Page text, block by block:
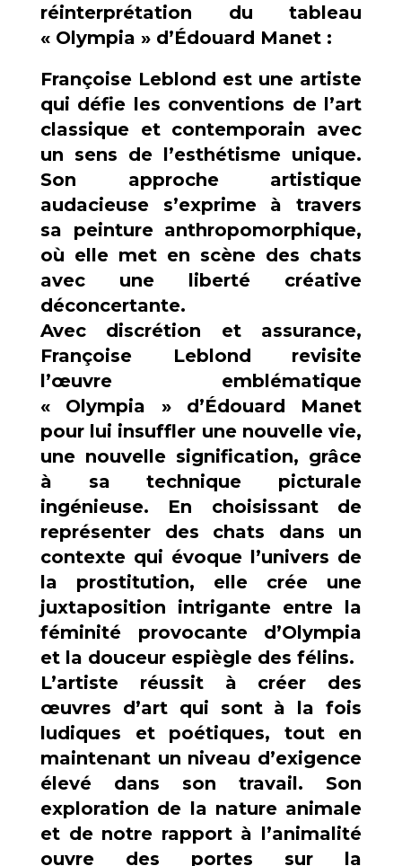
réinterprétation du tableau
« Olympia » d’Édouard Manet :
Françoise Leblond est une artiste
qui défie les conventions de l’art
classique et contemporain avec
un sens de l’esthétisme unique.
Son approche artistique
audacieuse s’exprime à travers
sa peinture anthropomorphique,
où elle met en scène des chats
avec une liberté créative
déconcertante.
Avec discrétion et assurance,
Françoise Leblond revisite
l’œuvre emblématique
« Olympia » d’Édouard Manet
pour lui insuffler une nouvelle vie,
une nouvelle signification, grâce
à sa technique picturale
ingénieuse. En choisissant de
représenter des chats dans un
contexte qui évoque l’univers de
la prostitution, elle crée une
juxtaposition intrigante entre la
féminité provocante d’Olympia
et la douceur espiègle des félins.
L’artiste réussit à créer des
œuvres d’art qui sont à la fois
ludiques et poétiques, tout en
maintenant un niveau d’exigence
élevé dans son travail. Son
exploration de la nature animale
et de notre rapport à l’animalité
ouvre des portes sur la